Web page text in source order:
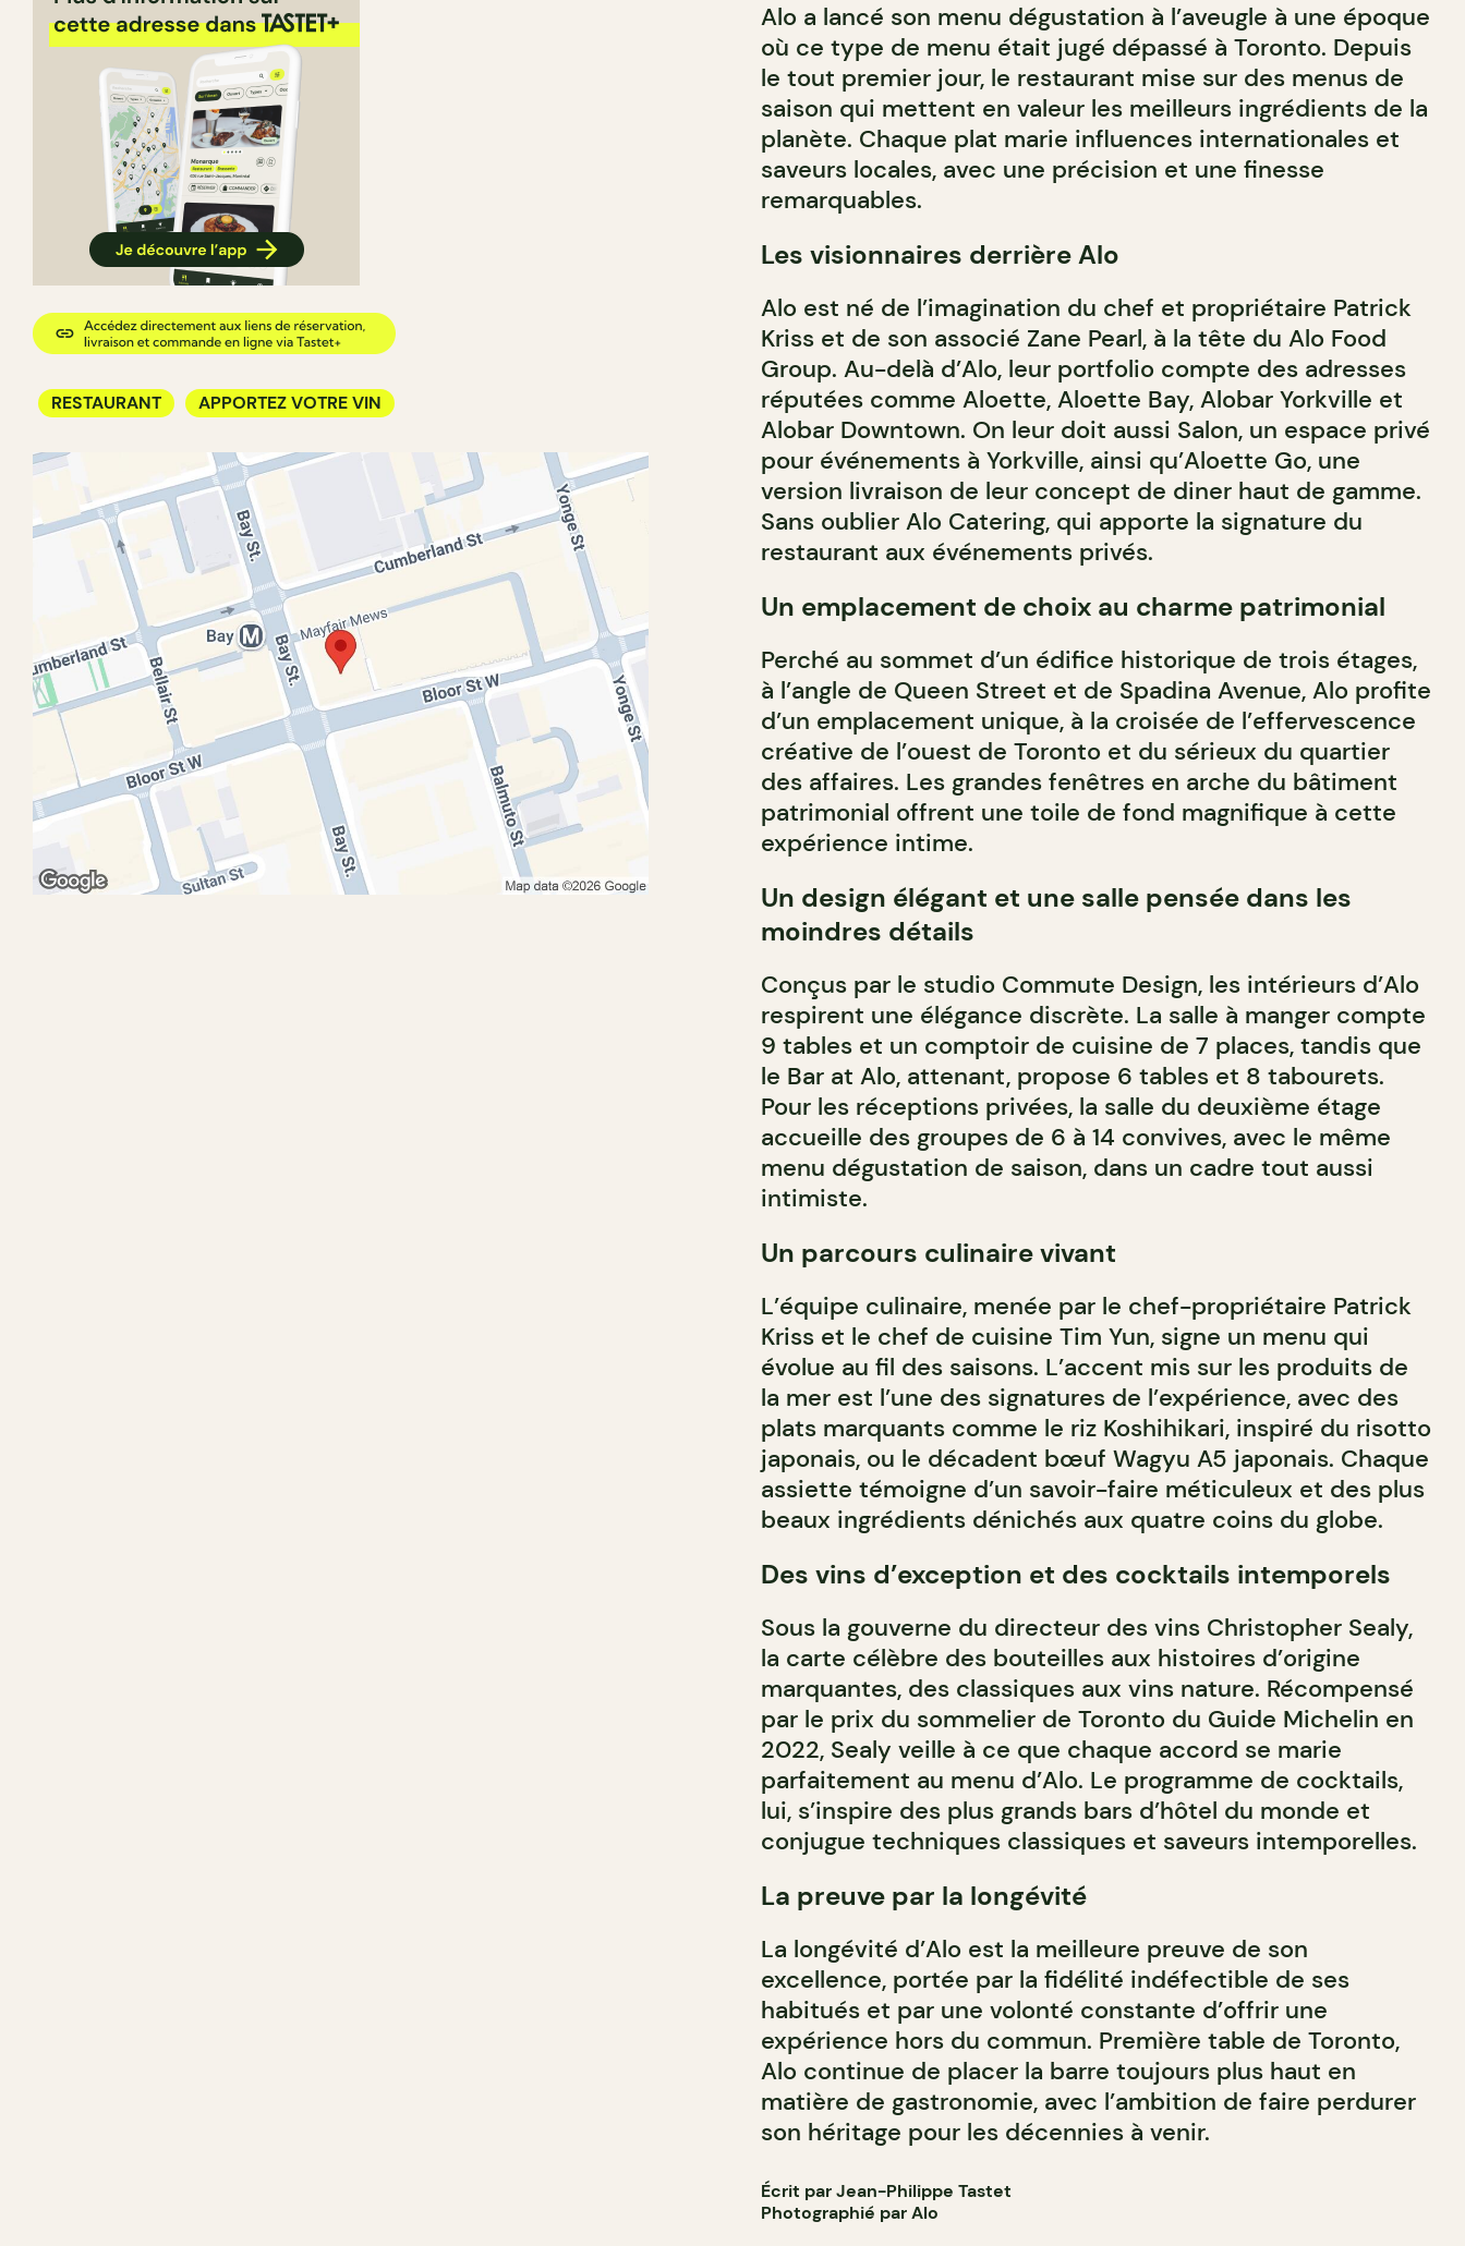
RESTAURANT APPORTEZ VOTRE VIN
Alo a lancé son menu dégustation à l’aveugle à une époque
où ce type de menu était jugé dépassé à Toronto. Depuis
le tout premier jour, le restaurant mise sur des menus de
saison qui mettent en valeur les meilleurs ingrédients de la
planète. Chaque plat marie influences internationales et
saveurs locales, avec une précision et une finesse
remarquables.
Les visionnaires derrière Alo
Alo est né de l’imagination du chef et propriétaire Patrick
Kriss et de son associé Zane Pearl, à la tête du Alo Food
Group. Au-delà d’Alo, leur portfolio compte des adresses
réputées comme Aloette, Aloette Bay, Alobar Yorkville et
Alobar Downtown. On leur doit aussi Salon, un espace privé
pour événements à Yorkville, ainsi qu’Aloette Go, une
version livraison de leur concept de diner haut de gamme.
Sans oublier Alo Catering, qui apporte la signature du
restaurant aux événements privés.
Un emplacement de choix au charme patrimonial
Perché au sommet d’un édifice historique de trois étages,
à l’angle de Queen Street et de Spadina Avenue, Alo profite
d’un emplacement unique, à la croisée de l’effervescence
créative de l’ouest de Toronto et du sérieux du quartier
des affaires. Les grandes fenêtres en arche du bâtiment
patrimonial offrent une toile de fond magnifique à cette
expérience intime.
Un design élégant et une salle pensée dans les
moindres détails
Conçus par le studio Commute Design, les intérieurs d’Alo
respirent une élégance discrète. La salle à manger compte
9 tables et un comptoir de cuisine de 7 places, tandis que
le Bar at Alo, attenant, propose 6 tables et 8 tabourets.
Pour les réceptions privées, la salle du deuxième étage
accueille des groupes de 6 à 14 convives, avec le même
menu dégustation de saison, dans un cadre tout aussi
intimiste.
Un parcours culinaire vivant
L’équipe culinaire, menée par le chef-propriétaire Patrick
Kriss et le chef de cuisine Tim Yun, signe un menu qui
évolue au fil des saisons. L’accent mis sur les produits de
la mer est l’une des signatures de l’expérience, avec des
plats marquants comme le riz Koshihikari, inspiré du risotto
japonais, ou le décadent bœuf Wagyu A5 japonais. Chaque
assiette témoigne d’un savoir-faire méticuleux et des plus
beaux ingrédients dénichés aux quatre coins du globe.
Des vins d’exception et des cocktails intemporels
Sous la gouverne du directeur des vins Christopher Sealy,
la carte célèbre des bouteilles aux histoires d’origine
marquantes, des classiques aux vins nature. Récompensé
par le prix du sommelier de Toronto du Guide Michelin en
2022, Sealy veille à ce que chaque accord se marie
parfaitement au menu d’Alo. Le programme de cocktails,
lui, s’inspire des plus grands bars d’hôtel du monde et
conjugue techniques classiques et saveurs intemporelles.
La preuve par la longévité
La longévité d’Alo est la meilleure preuve de son
excellence, portée par la fidélité indéfectible de ses
habitués et par une volonté constante d’offrir une
expérience hors du commun. Première table de Toronto,
Alo continue de placer la barre toujours plus haut en
matière de gastronomie, avec l’ambition de faire perdurer
son héritage pour les décennies à venir.
Écrit par Jean-Philippe Tastet
Photographié par Alo